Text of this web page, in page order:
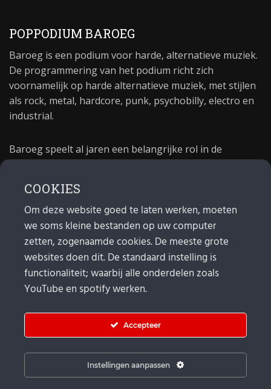
POPPODIUM BAROEG
Baroeg is een podium voor harde, alternatieve muziek.
De programmering van het podium richt zich
voornamelijk op harde alternatieve muziek, met stijlen
als rock, metal, hardcore, punk, psychobilly, electro en
industrial.
Baroeg speelt al jaren een belangrijke rol in de
poppodium 40 jaar.
MAIL
Algemeen: info@baroeg.nl
Bands & boeking: leon@baroeg.nl
Promotie & publiciteit: francis@baroeg.nl
COOKIES
Om deze website goed te laten werken, moeten
we soms kleine bestanden op uw computer
zetten, zogenaamde cookies. De meeste grote
websites doen dit. De standaard instelling is
functionaliteit; waarbij alle onderdelen zoals
YouTube en spotify werken.
Accepteer
Instellingen aanpassen